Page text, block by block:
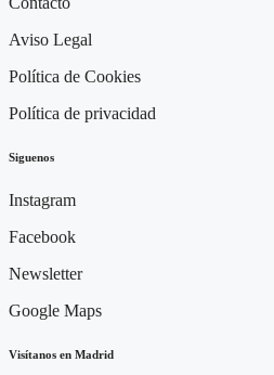
Aviso Legal
Política de Cookies
Política de privacidad
Siguenos
Instagram
Facebook
Newsletter
Google Maps
Visítanos en Madrid